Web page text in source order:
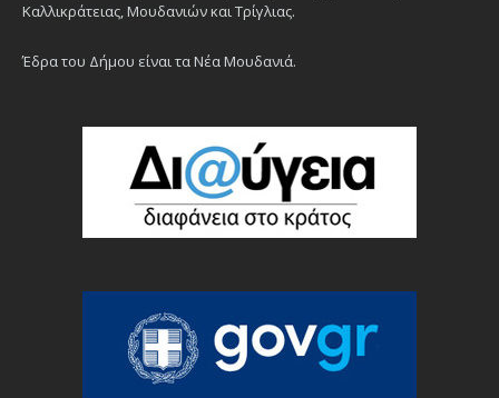
Καλλικράτειας, Μουδανιών και Τρίγλιας.
Έδρα του Δήμου είναι τα Νέα Μουδανιά.